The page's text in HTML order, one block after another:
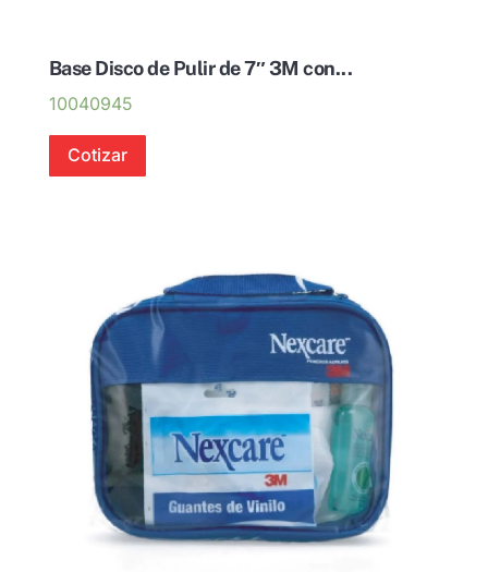
Base Disco de Pulir de 7″ 3M con...
10040945
Cotizar